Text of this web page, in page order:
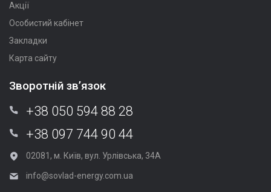
Акції
Особистий кабінет
Закладки
Карта сайту
Зворотній зв’язок
+38 050 594 88 28
+38 097 744 90 44
02081, м. Київ, вул. Урлівська, 34А
info@sovlad-energy.com.ua